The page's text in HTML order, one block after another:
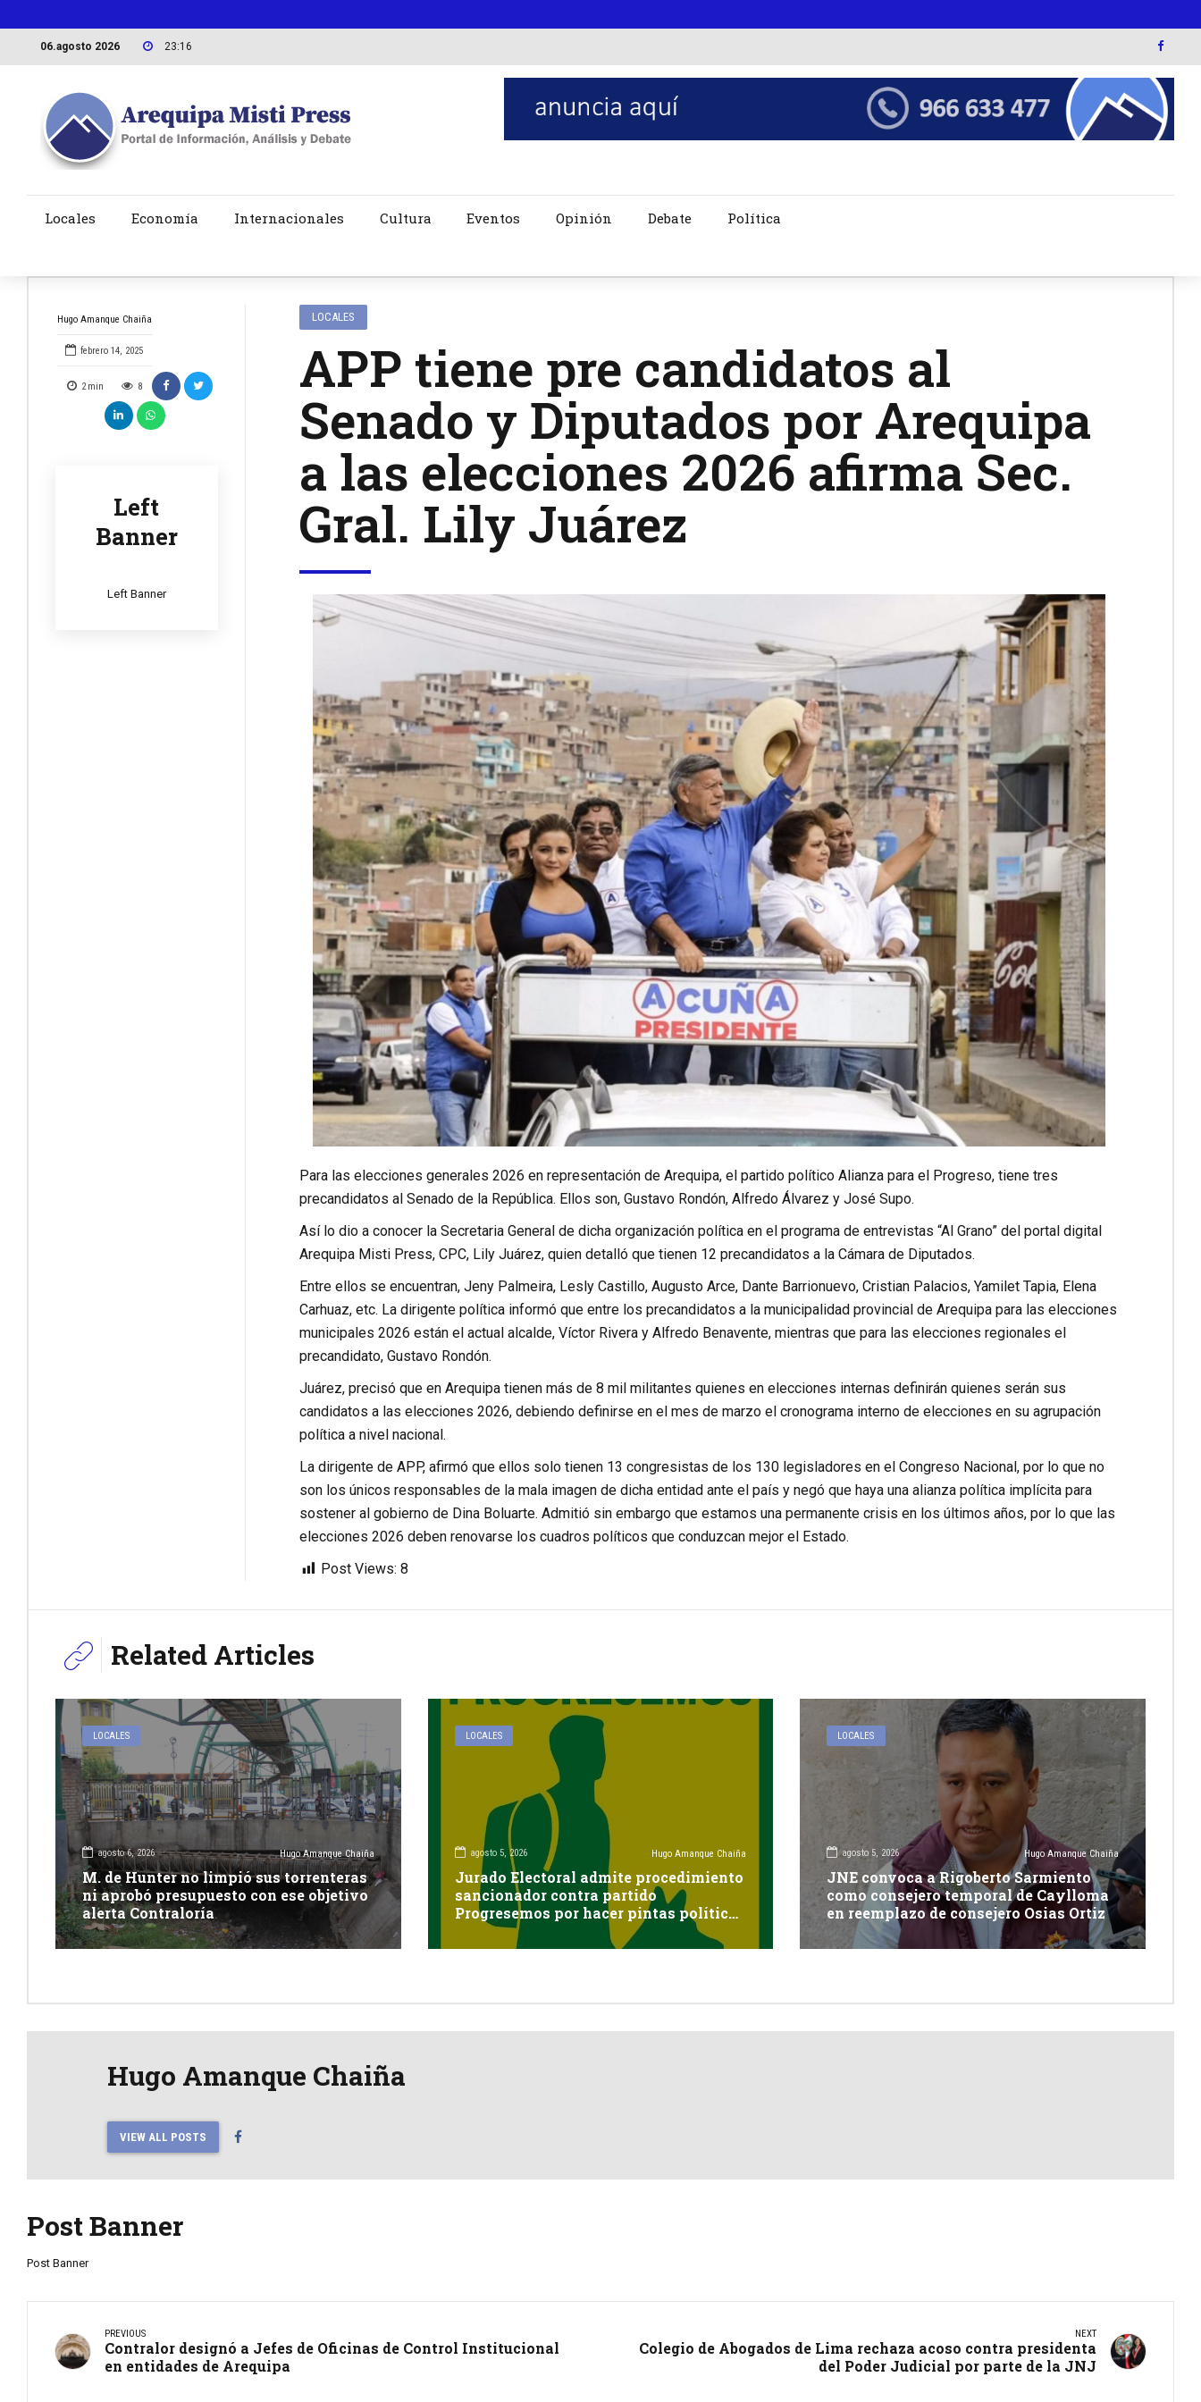
06.agosto 2026 23:16
Locales Economía Internacionales Cultura Eventos Opinión Debate Política
Hugo Amanque Chaiña
febrero 14, 2025
2 min 8
Left
Banner
Left Banner
LOCALES
APP tiene pre candidatos al
Senado y Diputados por Arequipa
a las elecciones 2026 afirma Sec.
Gral. Lily Juárez
Para las elecciones generales 2026 en representación de Arequipa, el partido político Alianza para el Progreso, tiene tres
precandidatos al Senado de la República. Ellos son, Gustavo Rondón, Alfredo Álvarez y José Supo.
Así lo dio a conocer la Secretaria General de dicha organización política en el programa de entrevistas “Al Grano” del portal digital
Arequipa Misti Press, CPC, Lily Juárez, quien detalló que tienen 12 precandidatos a la Cámara de Diputados.
Entre ellos se encuentran, Jeny Palmeira, Lesly Castillo, Augusto Arce, Dante Barrionuevo, Cristian Palacios, Yamilet Tapia, Elena
Carhuaz, etc. La dirigente política informó que entre los precandidatos a la municipalidad provincial de Arequipa para las elecciones
municipales 2026 están el actual alcalde, Víctor Rivera y Alfredo Benavente, mientras que para las elecciones regionales el
precandidato, Gustavo Rondón.
Juárez, precisó que en Arequipa tienen más de 8 mil militantes quienes en elecciones internas definirán quienes serán sus
candidatos a las elecciones 2026, debiendo definirse en el mes de marzo el cronograma interno de elecciones en su agrupación
política a nivel nacional.
La dirigente de APP, afirmó que ellos solo tienen 13 congresistas de los 130 legisladores en el Congreso Nacional, por lo que no
son los únicos responsables de la mala imagen de dicha entidad ante el país y negó que haya una alianza política implícita para
sostener al gobierno de Dina Boluarte. Admitió sin embargo que estamos una permanente crisis en los últimos años, por lo que las
elecciones 2026 deben renovarse los cuadros políticos que conduzcan mejor el Estado.
Post Views: 8
Related Articles
LOCALES
agosto 6, 2026 Hugo Amanque Chaiña
M. de Hunter no limpió sus torrenteras
ni aprobó presupuesto con ese objetivo
alerta Contraloría
LOCALES
agosto 5, 2026 Hugo Amanque Chaiña
Jurado Electoral admite procedimiento
sancionador contra partido
Progresemos por hacer pintas políticas
sin autorización en Cayma
LOCALES
agosto 5, 2026 Hugo Amanque Chaiña
JNE convoca a Rigoberto Sarmiento
como consejero temporal de Caylloma
en reemplazo de consejero Osias Ortiz
Hugo Amanque Chaiña
VIEW ALL POSTS
Post Banner
Post Banner
PREVIOUS
Contralor designó a Jefes de Oficinas de Control Institucional
en entidades de Arequipa
NEXT
Colegio de Abogados de Lima rechaza acoso contra presidenta
del Poder Judicial por parte de la JNJ